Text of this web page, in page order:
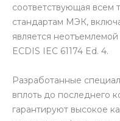
соответствующая
стандартам МЭК,
является
ECDIS IEC 61174 Ed. 4.
Разработанные
вплоть до последнего
гарантируют высокое